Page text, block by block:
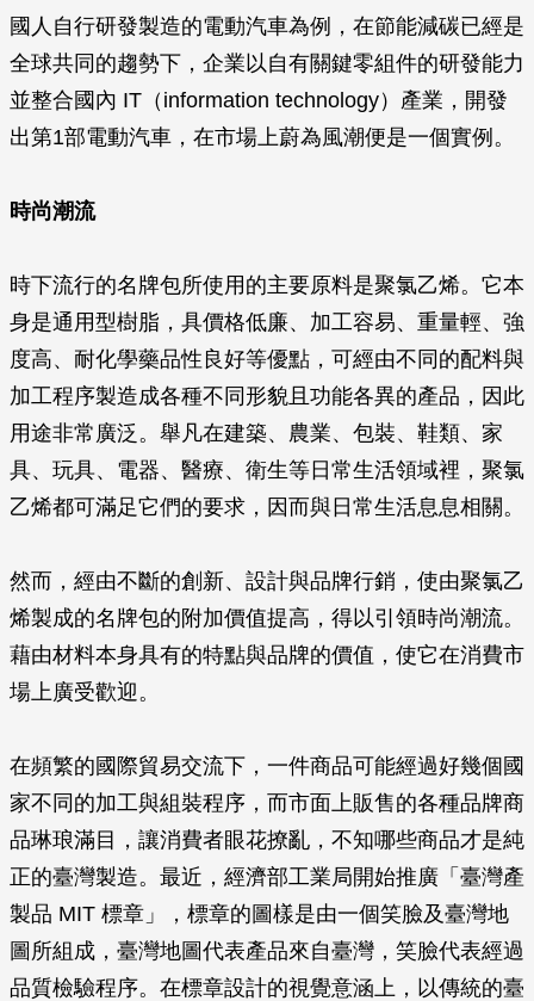
國人自行研發製造的電動汽車為例，在節能減碳已經是
全球共同的趨勢下，企業以自有關鍵零組件的研發能力
並整合國內 IT（information technology）產業，開發
出第1部電動汽車，在市場上蔚為風潮便是一個實例。
時尚潮流
時下流行的名牌包所使用的主要原料是聚氯乙烯。它本
身是通用型樹脂，具價格低廉、加工容易、重量輕、強
度高、耐化學藥品性良好等優點，可經由不同的配料與
加工程序製造成各種不同形貌且功能各異的產品，因此
用途非常廣泛。舉凡在建築、農業、包裝、鞋類、家
具、玩具、電器、醫療、衛生等日常生活領域裡，聚氯
乙烯都可滿足它們的要求，因而與日常生活息息相關。
然而，經由不斷的創新、設計與品牌行銷，使由聚氯乙
烯製成的名牌包的附加價值提高，得以引領時尚潮流。
藉由材料本身具有的特點與品牌的價值，使它在消費市
場上廣受歡迎。
在頻繁的國際貿易交流下，一件商品可能經過好幾個國
家不同的加工與組裝程序，而市面上販售的各種品牌商
品琳琅滿目，讓消費者眼花撩亂，不知哪些商品才是純
正的臺灣製造。最近，經濟部工業局開始推廣「臺灣產
製品 MIT 標章」，標章的圖樣是由一個笑臉及臺灣地
圖所組成，臺灣地圖代表產品來自臺灣，笑臉代表經過
品質檢驗程序。在標章設計的視覺意涵上，以傳統的臺